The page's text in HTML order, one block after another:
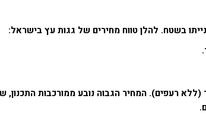
בשטח. להלן טווח מחירים של גגות עץ בישראל:
מ- 500 שקלים ועד ל- 700 שקלים למ"ר (ללא רעפים). המחיר הגבוה נובע ממורכבות